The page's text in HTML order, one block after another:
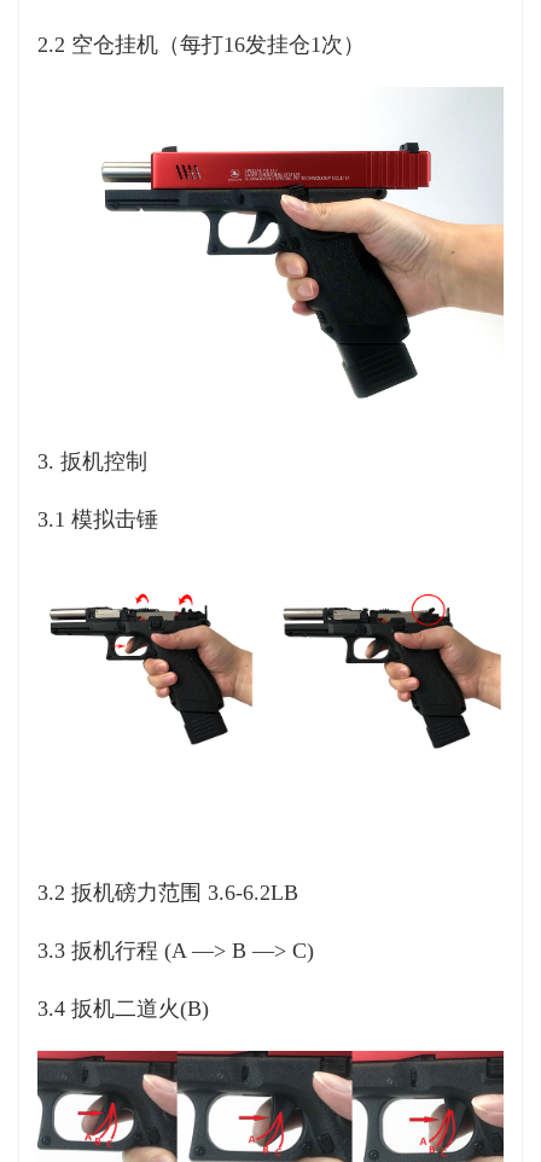
2.2 空仓挂机（每打16发挂仓1次）
3. 扳机控制
3.1 模拟击锤
3.2 扳机磅力范围 3.6-6.2LB
3.3 扳机行程 (A —> B —> C)
3.4 扳机二道火(B)